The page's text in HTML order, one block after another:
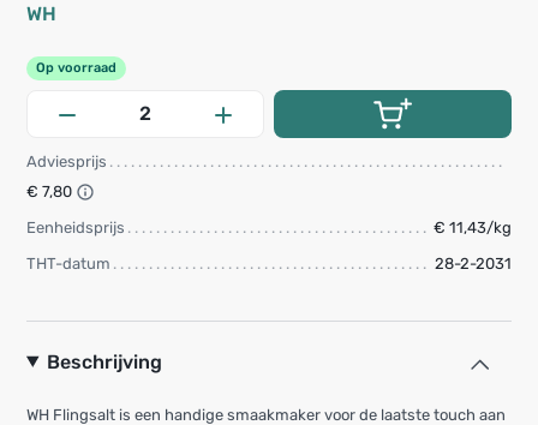
WH
Op voorraad
Adviesprijs
€ 7,80
Eenheidsprijs
€ 11,43/kg
THT-datum
28-2-2031
Beschrijving
WH Flingsalt is een handige smaakmaker voor de laatste touch aan